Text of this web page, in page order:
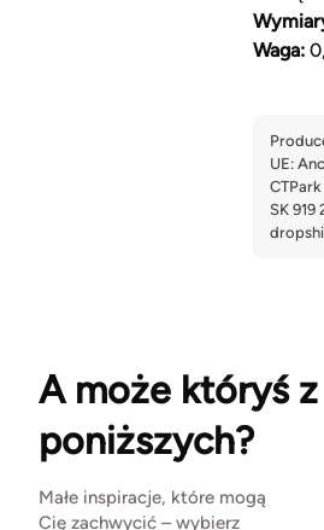
Waga:
A może któryś z
poniższych?
Małe inspiracje, które mogą
Cię zachwycić – wybierz